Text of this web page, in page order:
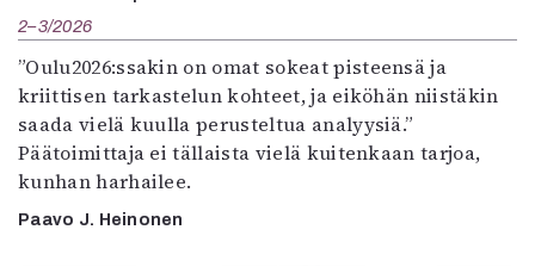
2–3/2026
”Oulu2026:ssakin on omat sokeat pisteensä ja
kriittisen tarkastelun kohteet, ja eiköhän niistäkin
saada vielä kuulla perusteltua analyysiä.”
Päätoimittaja ei tällaista vielä kuitenkaan tarjoa,
kunhan harhailee.
Paavo J. Heinonen